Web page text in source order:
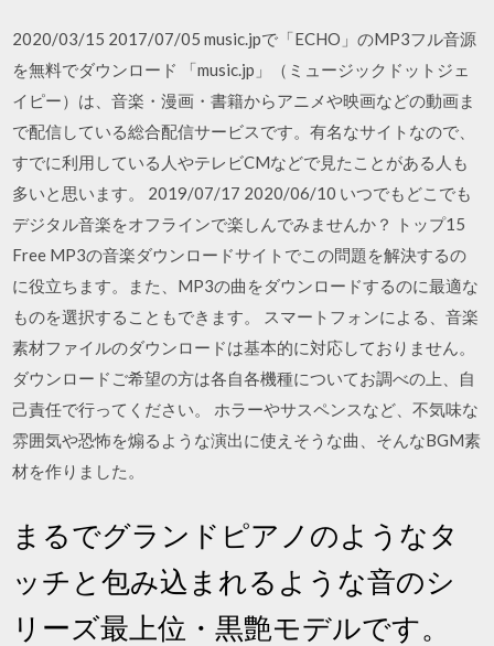
2020/03/15 2017/07/05 music.jpで「ECHO」のMP3フル音源
を無料でダウンロード 「music.jp」（ミュージックドットジェ
イピー）は、音楽・漫画・書籍からアニメや映画などの動画ま
で配信している総合配信サービスです。有名なサイトなので、
すでに利用している人やテレビCMなどで見たことがある人も
多いと思います。 2019/07/17 2020/06/10 いつでもどこでも
デジタル音楽をオフラインで楽しんでみませんか？ トップ15
Free MP3の音楽ダウンロードサイトでこの問題を解決するの
に役立ちます。また、MP3の曲をダウンロードするのに最適な
ものを選択することもできます。 スマートフォンによる、音楽
素材ファイルのダウンロードは基本的に対応しておりません。
ダウンロードご希望の方は各自各機種についてお調べの上、自
己責任で行ってください。 ホラーやサスペンスなど、不気味な
雰囲気や恐怖を煽るような演出に使えそうな曲、そんなBGM素
材を作りました。
まるでグランドピアノのようなタ
ッチと包み込まれるような音のシ
リーズ最上位・黒艶モデルです。